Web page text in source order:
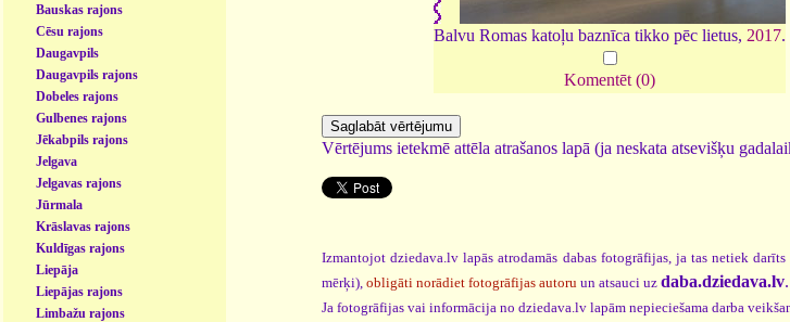
Bauskas rajons
Cēsu rajons
Daugavpils
Daugavpils rajons
Dobeles rajons
Gulbenes rajons
Jēkabpils rajons
Jelgava
Jelgavas rajons
Jūrmala
Krāslavas rajons
Kuldīgas rajons
Liepāja
Liepājas rajons
Limbažu rajons
Balvu Romas katoļu baznīca tikko pēc lietus, 2017.
Komentēt (0)
Vērtējums ietekmē attēla atrašanos lapā (ja neskata atsevišķu
Izmantojot dziedava.lv lapās atrodamās dabas fotogrāfijas, ja tas netiek
mērķi), obligāti norādiet fotogrāfijas autoru un atsauci uz daba.dziedava.lv.
Ja fotogrāfijas vai informācija no dziedava.lv lapām nepieciešama darba